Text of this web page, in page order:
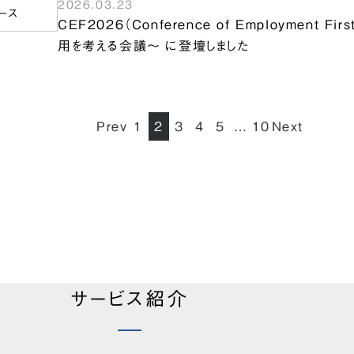
ス
2026.03.23
CEF2026（Conference of Employment First
用を考える会議～ に登壇しました
Prev 1 2 3 4 5 10 Next
サービス紹介